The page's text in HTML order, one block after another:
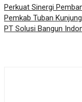
Perkuat Sinergi
Pemkab Tuban
PT Solusi Bangun